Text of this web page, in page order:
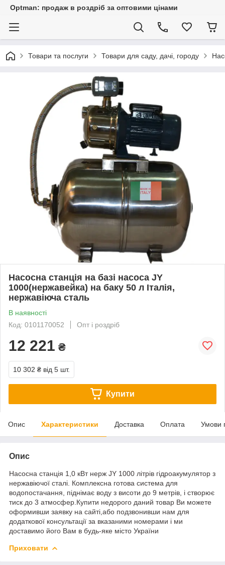
Optman: продаж в роздріб за оптовими цінами
Товари та послуги Товари для саду, дачі, городу
Насосна станція на базі насоса JY
1000(нержавейка) на баку 50 л Італія,
нержавіюча сталь
В наявності
Код: 0101170052
Опт і роздріб
12 221 ₴
10 302 ₴ від 5 шт.
Купити
Опис Характеристики Доставка Оплата Умови
Опис
Насосна станція 1,0 кВт нерж JY 1000 літрів гідроакумулятор з
нержавіючої сталі . Комплексна готова система для
водопостачання, піднімає воду з висоти до 9 метрів, і створює
тиск до 3 атмосфер. Купити недорого даний товар Ви можете
оформивши заявку на сайті,або подзвонивши нам для
додаткової консультації за вказаними номерами і ми
доставимо його Вам в будь-яке місто України
Приховати